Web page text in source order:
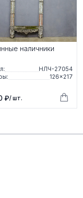
наличники
НЛЧ-27054
126×217
₽/ шт.